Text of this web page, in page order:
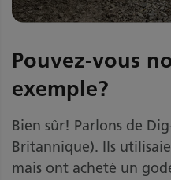
Pouvez-vous
exemple?
Bien sûr! Parlons de
Britannique). Ils
mais ont acheté un